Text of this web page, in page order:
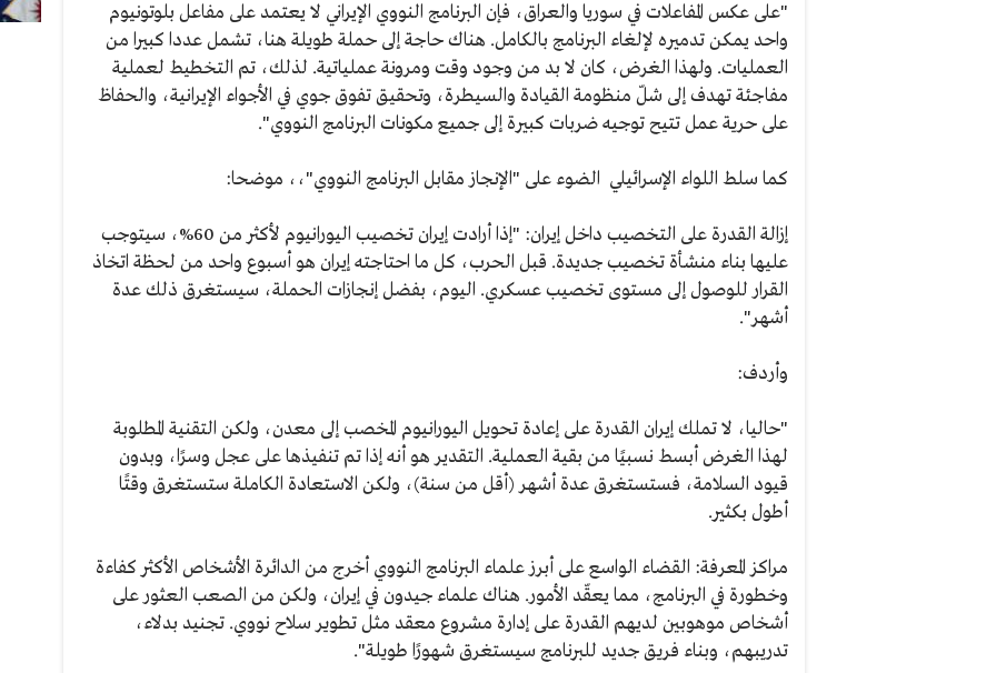
"على عكس المفاعلات في سوريا والعراق، فإن البرنامج النووي الإيراني لا يعتمد على مفاعل بلوتونيوم
واحد يمكن تدميره لإلغاء البرنامج بالكامل. هناك حاجة إلى حملة طويلة هنا، تشمل عددا كبيرا من
العمليات. ولهذا الغرض، كان لا بد من وجود وقت ومرونة عملياتية. لذلك، تم التخطيط لعملية
مفاجئة تهدف إلى شلّ منظومة القيادة والسيطرة، وتحقيق تفوق جوي في الأجواء الإيرانية، والحفاظ
على حرية عمل تتيح توجيه ضربات كبيرة إلى جميع مكونات البرنامج النووي".
كما سلط اللواء الإسرائيلي الضوء على "الإنجاز مقابل البرنامج النووي"،، موضحا:
إزالة القدرة على التخصيب داخل إيران: "إذا أرادت إيران تخصيب اليورانيوم لأكثر من 60%، سيتوجب
عليها بناء منشأة تخصيب جديدة. قبل الحرب، كل ما احتاجته إيران هو أسبوع واحد من لحظة اتخاذ
القرار للوصول إلى مستوى تخصيب عسكري. اليوم، بفضل إنجازات الحملة، سيستغرق ذلك عدة
أشهر".
وأردف:
"حاليا، لا تملك إيران القدرة على إعادة تحويل اليورانيوم المخصب إلى معدن، ولكن التقنية المطلوبة
لهذا الغرض أبسط نسبيًا من بقية العملية. التقدير هو أنه إذا تم تنفيذها على عجل وسرًا، وبدون
قيود السلامة، فستستغرق عدة أشهر (أقل من سنة)، ولكن الاستعادة الكاملة ستستغرق وقتًا
أطول بكثير.
مراكز المعرفة: القضاء الواسع على أبرز علماء البرنامج النووي أخرج من الدائرة الأشخاص الأكثر كفاءة
وخطورة في البرنامج، مما يعقّد الأمور. هناك علماء جيدون في إيران، ولكن من الصعب العثور على
أشخاص موهوبين لديهم القدرة على إدارة مشروع معقد مثل تطوير سلاح نووي. تجنيد بدلاء،
تدريبهم، وبناء فريق جديد للبرنامج سيستغرق شهورًا طويلة".